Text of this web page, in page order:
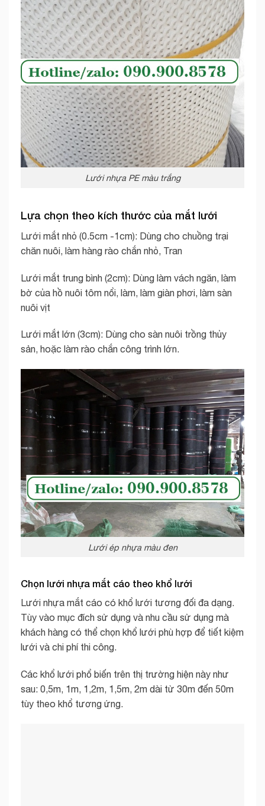
Lưới nhựa PE màu trắng
Lựa chọn theo kích thước của mắt lưới
Lưới mắt nhỏ (0.5cm -1cm): Dùng cho chuồng trại
chăn nuôi, làm hàng rào chắn nhỏ, Tran
Lưới mắt trung bình (2cm): Dùng làm vách ngăn, làm
bờ của hồ nuôi tôm nổi, làm, làm giàn phơi, làm sàn
nuôi vịt
Lưới mắt lớn (3cm): Dùng cho sàn nuôi trồng thủy
sản, hoặc làm rào chắn công trình lớn.
Lưới ép nhựa màu đen
Chọn lưới nhựa mắt cáo theo khổ lưới
Lưới nhựa mắt cáo có khổ lưới tương đối đa dạng.
Tùy vào mục đích sử dụng và nhu cầu sử dụng mà
khách hàng có thể chọn khổ lưới phù hợp để tiết kiệm
lưới và chi phí thi công.
Các khổ lưới phổ biến trên thị trường hiện này như
sau: 0,5m, 1m, 1,2m, 1,5m, 2m dài từ 30m đến 50m
tùy theo khổ tương ứng.